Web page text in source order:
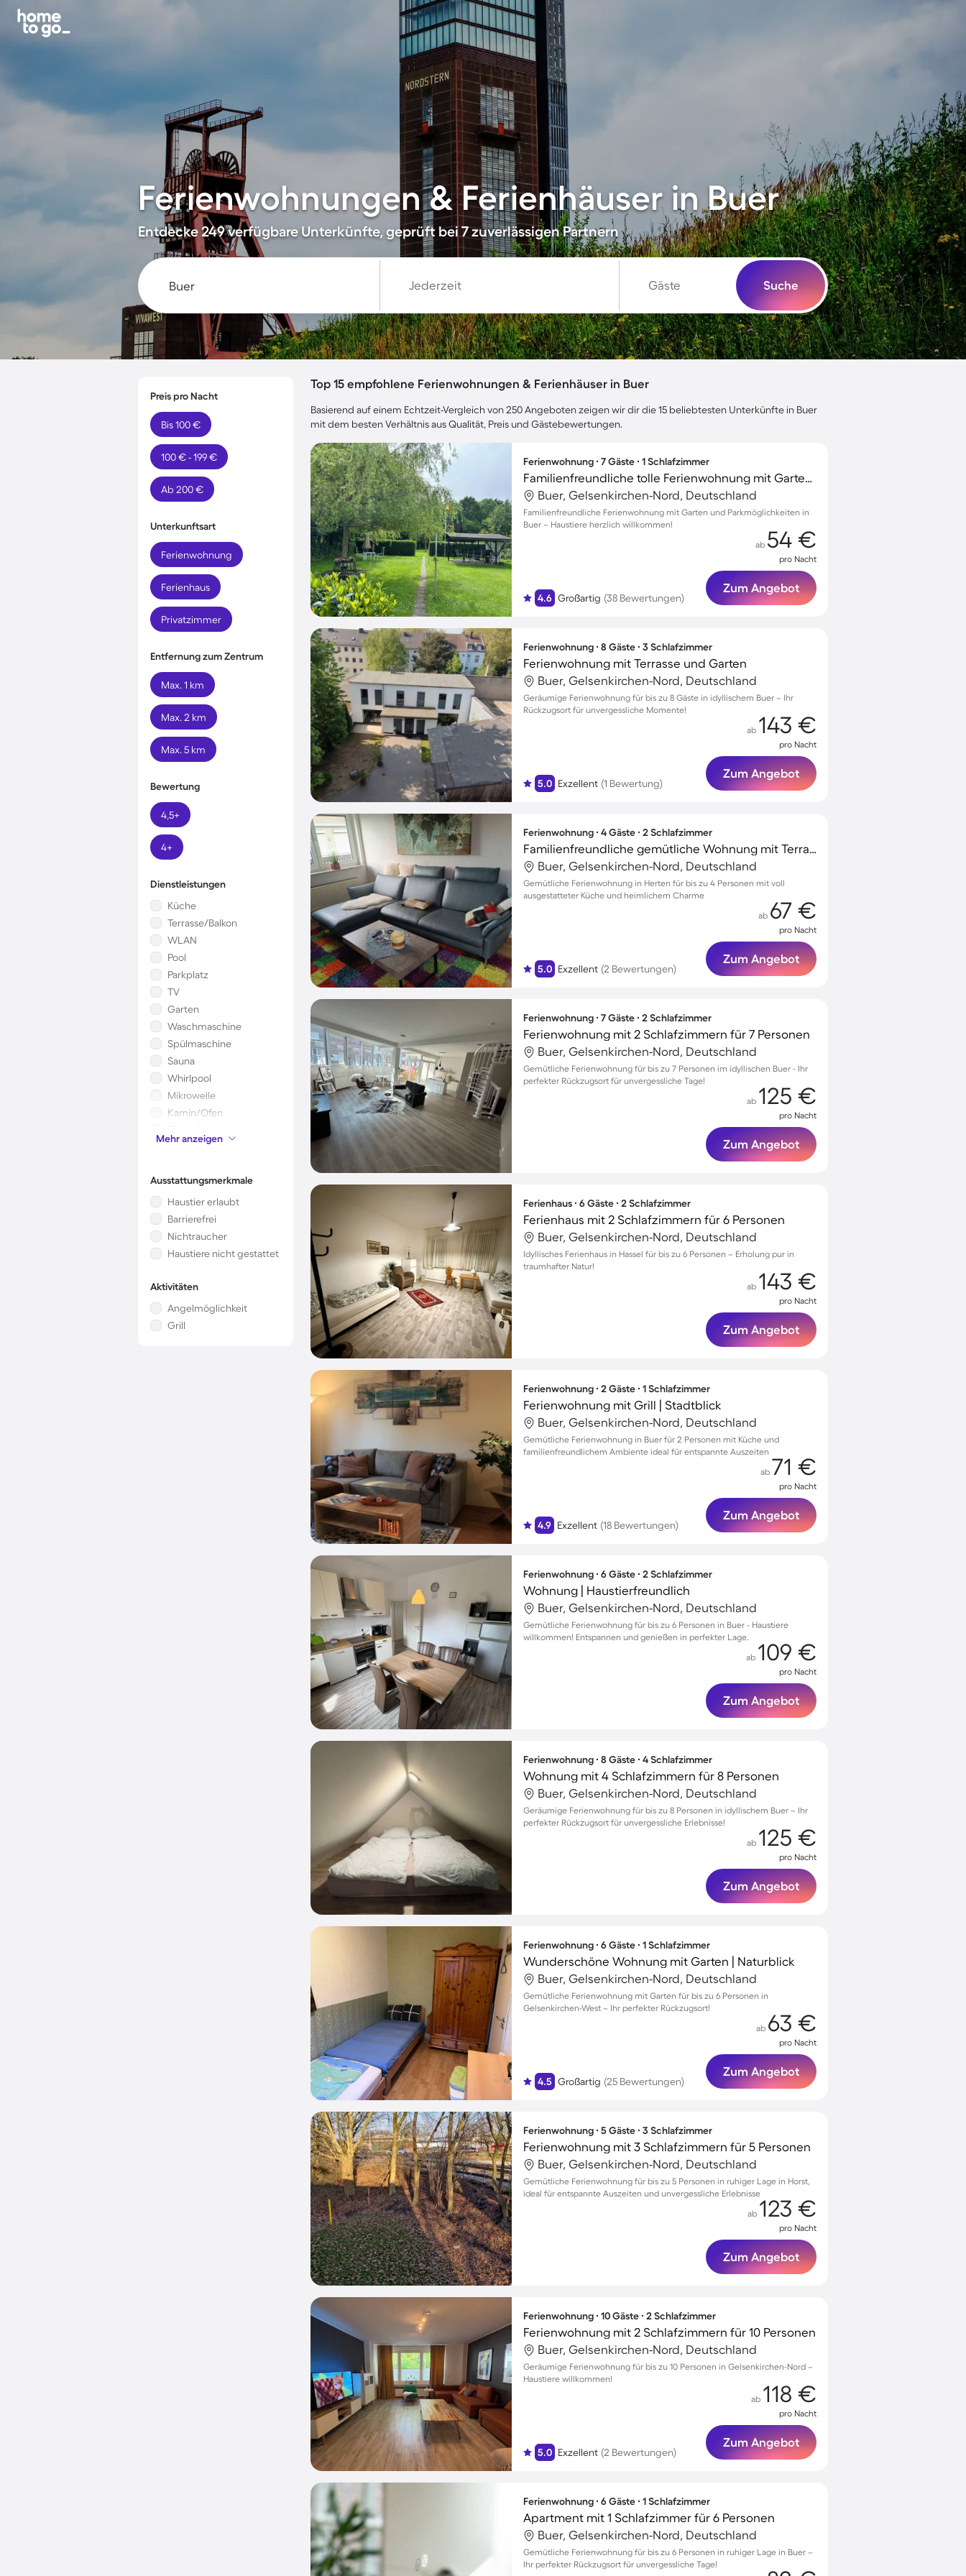
Ferienwohnungen & Ferienhäuser in Buer
Entdecke 249 verfügbare Unterkünfte, geprüft bei 7 zuverlässigen Partnern
Jederzeit Gäste Suche
Preis pro Nacht
Bis 100 €
100 € - 199 €
Ab 200 €
Unterkunftsart
Ferienwohnung
Ferienhaus
Privatzimmer
Entfernung zum Zentrum
Max. 1 km
Max. 2 km
Max. 5 km
Bewertung
4,5+
4+
Dienstleistungen
Küche
Terrasse/Balkon
WLAN
Pool
Parkplatz
TV
Garten
Waschmaschine
Spülmaschine
Sauna
Whirlpool
Mikrowelle
Kamin/Ofen
Kinderbett
Klimaanlage
Mehr anzeigen
Ausstattungsmerkmale
Haustier erlaubt
Barrierefrei
Nichtraucher
Haustiere nicht gestattet
Aktivitäten
Angelmöglichkeit
Grill
Top 15 empfohlene Ferienwohnungen & Ferienhäuser in Buer
Basierend auf einem Echtzeit-Vergleich von 250 Angeboten zeigen wir dir die 15 beliebtesten Unterkünfte in Buer
mit dem besten Verhältnis aus Qualität, Preis und Gästebewertungen.
Ferienwohnung ∙ 7 Gäste ∙ 1 Schlafzimmer
Familienfreundliche tolle Ferienwohnung mit Garten | Naturblick | Haustiere sind willkommen
Buer, Gelsenkirchen-Nord, Deutschland
Familienfreundliche Ferienwohnung mit Garten und Parkmöglichkeiten in
Buer – Haustiere herzlich willkommen!
4.6 Großartig (38 Bewertungen)
ab 54 €
pro Nacht
Zum Angebot
Ferienwohnung ∙ 8 Gäste ∙ 3 Schlafzimmer
Ferienwohnung mit Terrasse und Garten
Buer, Gelsenkirchen-Nord, Deutschland
Geräumige Ferienwohnung für bis zu 8 Gäste in idyllischem Buer – Ihr
Rückzugsort für unvergessliche Momente!
5.0 Exzellent (1 Bewertung)
ab 143 €
pro Nacht
Zum Angebot
Ferienwohnung ∙ 4 Gäste ∙ 2 Schlafzimmer
Familienfreundliche gemütliche Wohnung mit Terrasse
Buer, Gelsenkirchen-Nord, Deutschland
Gemütliche Ferienwohnung in Herten für bis zu 4 Personen mit voll
ausgestatteter Küche und heimlichem Charme
5.0 Exzellent (2 Bewertungen)
ab 67 €
pro Nacht
Zum Angebot
Ferienwohnung ∙ 7 Gäste ∙ 2 Schlafzimmer
Ferienwohnung mit 2 Schlafzimmern für 7 Personen
Buer, Gelsenkirchen-Nord, Deutschland
Gemütliche Ferienwohnung für bis zu 7 Personen im idyllischen Buer - Ihr
perfekter Rückzugsort für unvergessliche Tage!
ab 125 €
pro Nacht
Zum Angebot
Ferienhaus ∙ 6 Gäste ∙ 2 Schlafzimmer
Ferienhaus mit 2 Schlafzimmern für 6 Personen
Buer, Gelsenkirchen-Nord, Deutschland
Idyllisches Ferienhaus in Hassel für bis zu 6 Personen – Erholung pur in
traumhafter Natur!
ab 143 €
pro Nacht
Zum Angebot
Ferienwohnung ∙ 2 Gäste ∙ 1 Schlafzimmer
Ferienwohnung mit Grill | Stadtblick
Buer, Gelsenkirchen-Nord, Deutschland
Gemütliche Ferienwohnung in Buer für 2 Personen mit Küche und
familienfreundlichem Ambiente ideal für entspannte Auszeiten
4.9 Exzellent (18 Bewertungen)
ab 71 €
pro Nacht
Zum Angebot
Ferienwohnung ∙ 6 Gäste ∙ 2 Schlafzimmer
Wohnung | Haustierfreundlich
Buer, Gelsenkirchen-Nord, Deutschland
Gemütliche Ferienwohnung für bis zu 6 Personen in Buer - Haustiere
willkommen! Entspannen und genießen in perfekter Lage.
ab 109 €
pro Nacht
Zum Angebot
Ferienwohnung ∙ 8 Gäste ∙ 4 Schlafzimmer
Wohnung mit 4 Schlafzimmern für 8 Personen
Buer, Gelsenkirchen-Nord, Deutschland
Geräumige Ferienwohnung für bis zu 8 Personen in idyllischem Buer – Ihr
perfekter Rückzugsort für unvergessliche Erlebnisse!
ab 125 €
pro Nacht
Zum Angebot
Ferienwohnung ∙ 6 Gäste ∙ 1 Schlafzimmer
Wunderschöne Wohnung mit Garten | Naturblick
Buer, Gelsenkirchen-Nord, Deutschland
Gemütliche Ferienwohnung mit Garten für bis zu 6 Personen in
Gelsenkirchen-West – Ihr perfekter Rückzugsort!
4.5 Großartig (25 Bewertungen)
ab 63 €
pro Nacht
Zum Angebot
Ferienwohnung ∙ 5 Gäste ∙ 3 Schlafzimmer
Ferienwohnung mit 3 Schlafzimmern für 5 Personen
Buer, Gelsenkirchen-Nord, Deutschland
Gemütliche Ferienwohnung für bis zu 5 Personen in ruhiger Lage in Horst,
ideal für entspannte Auszeiten und unvergessliche Erlebnisse
ab 123 €
pro Nacht
Zum Angebot
Ferienwohnung ∙ 10 Gäste ∙ 2 Schlafzimmer
Ferienwohnung mit 2 Schlafzimmern für 10 Personen
Buer, Gelsenkirchen-Nord, Deutschland
Geräumige Ferienwohnung für bis zu 10 Personen in Gelsenkirchen-Nord –
Haustiere willkommen!
5.0 Exzellent (2 Bewertungen)
ab 118 €
pro Nacht
Zum Angebot
Ferienwohnung ∙ 6 Gäste ∙ 1 Schlafzimmer
Apartment mit 1 Schlafzimmer für 6 Personen
Buer, Gelsenkirchen-Nord, Deutschland
Gemütliche Ferienwohnung für bis zu 6 Personen in ruhiger Lage in Buer –
Ihr perfekter Rückzugsort für unvergessliche Tage!